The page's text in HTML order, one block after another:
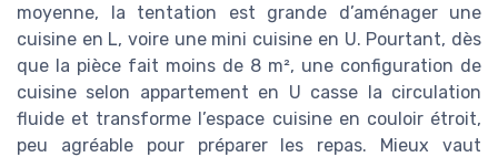
moyenne, la tentation est grande d’aménager une
cuisine en L, voire une mini cuisine en U. Pourtant, dès
que la pièce fait moins de 8 m², une configuration de
cuisine selon appartement en U casse la circulation
fluide et transforme l’espace cuisine en couloir étroit,
peu agréable pour préparer les repas. Mieux vaut